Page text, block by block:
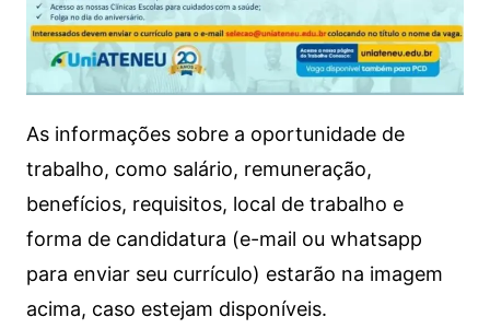
As informações sobre a oportunidade de
trabalho, como salário, remuneração,
benefícios, requisitos, local de trabalho e
forma de candidatura (e-mail ou whatsapp
para enviar seu currículo) estarão na imagem
acima, caso estejam disponíveis.